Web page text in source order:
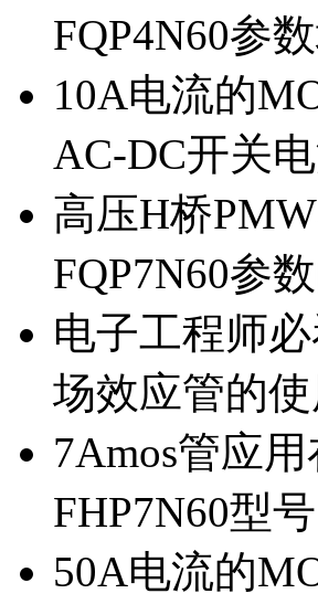
FQP4N60参
10A电流的
AC-DC开关
高压H桥
FQP7N60参
电子工程师
场效应管的使
7Amos管应
FHP7N60型号
50A电流的